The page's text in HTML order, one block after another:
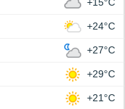
+24°C
+27°C
+29°C
+21°C